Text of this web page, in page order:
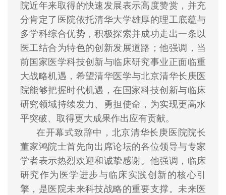
院近年来取得的快速发展表示高度赞赏，并充
分肯定了医院依托清华大学雄厚的理工底蕴与
多学科综合优势，积极探索并成功走出一条以
医工结合为特色的创新发展道路；他强调，当
前国家医学科技创新与临床研究事业正面临重
大战略机遇，希望清华医学与北京清华长庚医
院能够把握时代机遇，在国家科技创新与临床
研究领域持续发力、勇担使命，为实现更高水
平突破、取得更大成果作出应有贡献。
在开幕式致辞中，北京清华长庚医院院长
董家鸿院士首先向出席论坛的各位领导与专家
学者表示热烈欢迎和诚挚感谢。他强调，临床
研究作为医学进步与临床实践创新的核心引
擎，是医院未来科技战略的重要支撑。未来医